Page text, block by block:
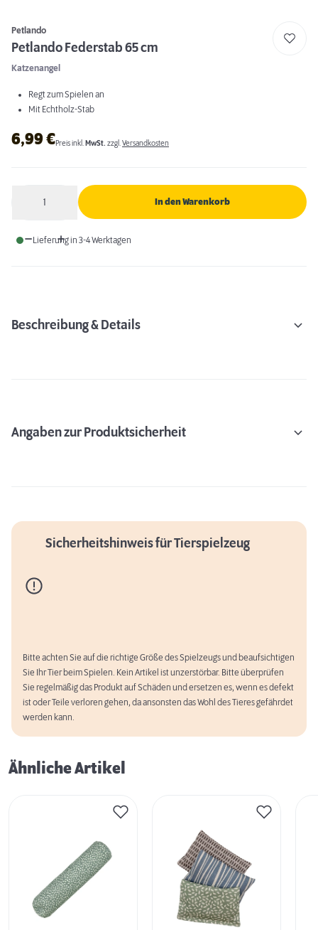
Petlando
Petlando Federstab 65 cm
Katzenangel
Regt zum Spielen an
Mit Echtholz-Stab
6,99€Preis inkl. MwSt. zzgl.Versandkosten
1 In den Warenkorb
Lieferung in 3-4 Werktagen
Beschreibung & Details
Angaben zur Produktsicherheit
Sicherheitshinweis für Tierspielzeug
Bitte achten Sie auf die richtige Größe des Spielzeugs und beaufsichtigen
Sie Ihr Tier beim Spielen. Kein Artikel ist unzerstörbar. Bitte überprüfen
Sie regelmäßig das Produkt auf Schäden und ersetzen es, wenn es defekt
ist oder Teile verloren gehen, da ansonsten das Wohl des Tieres gefährdet
werden kann.
Ähnliche Artikel